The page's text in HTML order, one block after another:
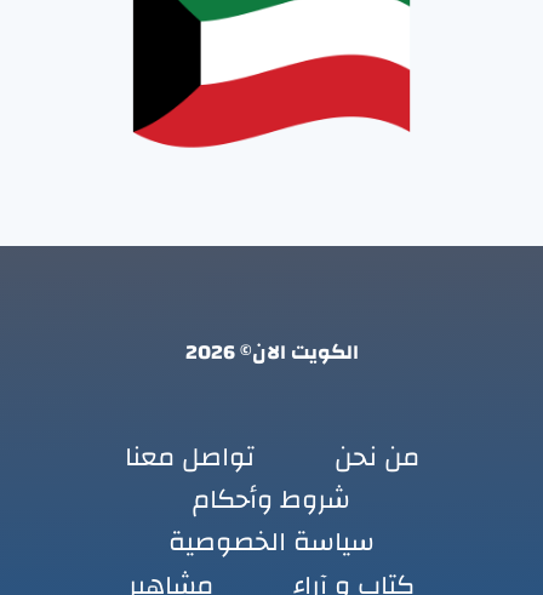
الكويت الان© 2026
من نحن
تواصل معنا
شروط وأحكام
سياسة الخصوصية
كتاب و آراء
مشاهير